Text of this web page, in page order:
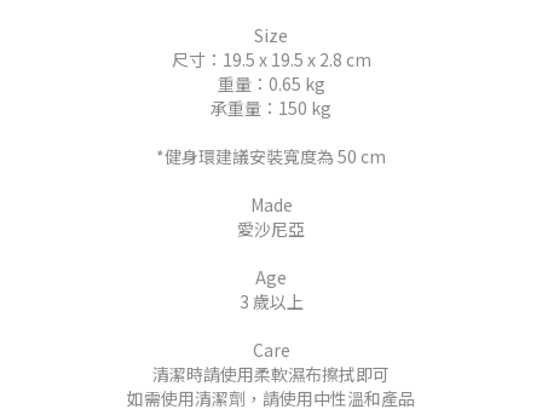
Size
尺寸：19.5 x 19.5 x 2.8 cm
重量：0.65 kg
承重量：150 kg
*健身環建議安裝寬度為 50 cm
Made
愛沙尼亞
Age
3 歲以上
Care
清潔時請使用柔軟濕布擦拭即可
如需使用清潔劑，請使用中性溫和產品